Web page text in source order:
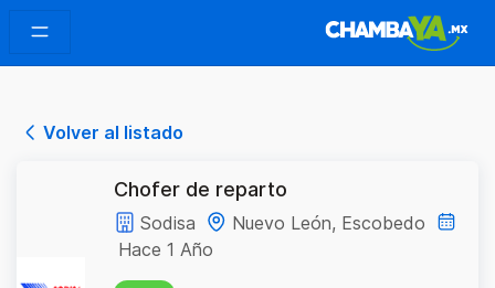
Volver al listado
Chofer de reparto
Sodisa
Nuevo León, Escobedo
Hace 1 Año